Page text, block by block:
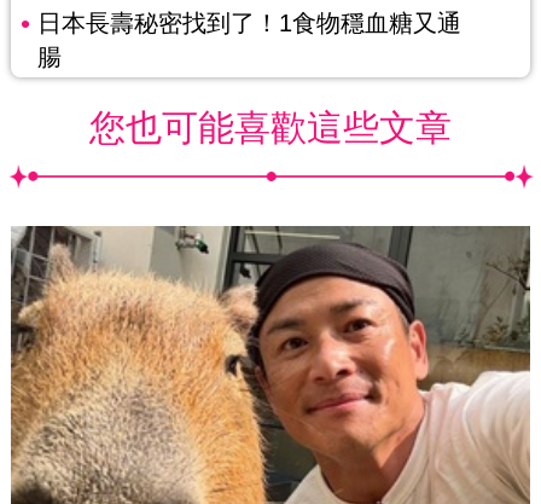
日本長壽秘密找到了！1食物穩血糖又通
腸
您也可能喜歡這些文章